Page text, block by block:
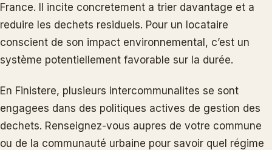
France. Il incite concretement a trier davantage et a
reduire les dechets residuels. Pour un locataire
conscient de son impact environnemental, c’est un
système potentiellement favorable sur la durée.
En Finistere, plusieurs intercommunalites se sont
engagees dans des politiques actives de gestion des
dechets. Renseignez-vous aupres de votre commune
ou de la communauté urbaine pour savoir quel régime